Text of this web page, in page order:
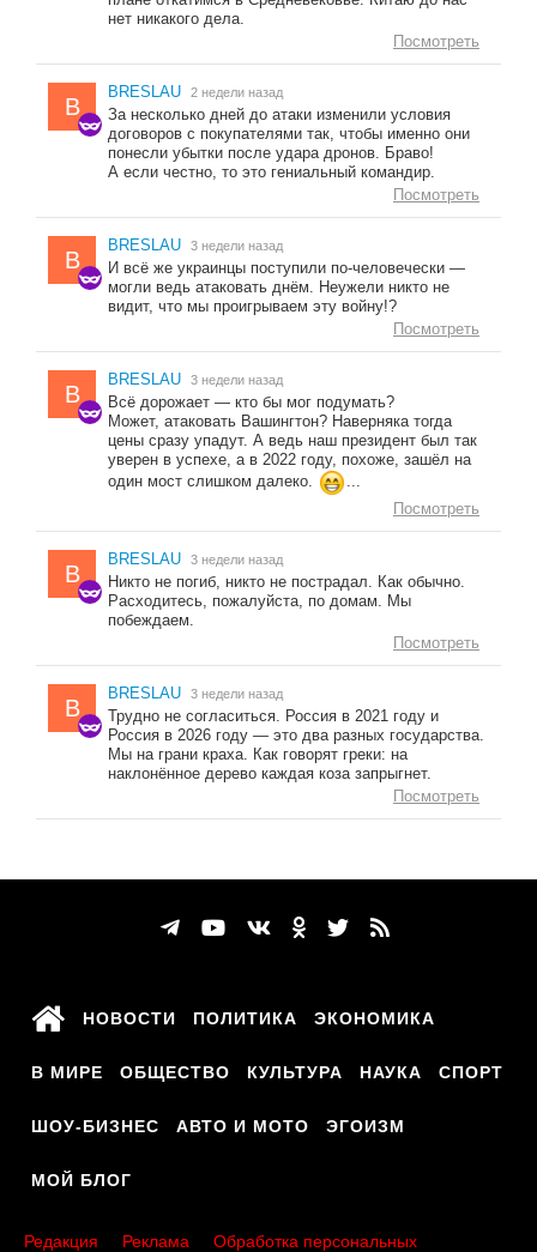
нет никакого дела.
Посмотреть
B
BRESLAU 2 недели назад
За несколько дней до атаки изменили условия
договоров с покупателями так, чтобы именно они
понесли убытки после удара дронов. Браво!
А если честно, то это гениальный командир.
Посмотреть
B
BRESLAU 3 недели назад
И всё же украинцы поступили по-человечески —
могли ведь атаковать днём. Неужели никто не
видит, что мы проигрываем эту войну!?
Посмотреть
B
BRESLAU 3 недели назад
Всё дорожает — кто бы мог подумать?
Может, атаковать Вашингтон? Наверняка тогда
цены сразу упадут. А ведь наш президент был так
уверен в успехе, а в 2022 году, похоже, зашёл на
один мост слишком далеко.
...
Посмотреть
B
BRESLAU 3 недели назад
Никто не погиб, никто не пострадал. Как обычно.
Расходитесь, пожалуйста, по домам. Мы
побеждаем.
Посмотреть
B
BRESLAU 3 недели назад
Трудно не согласиться. Россия в 2021 году и
Россия в 2026 году — это два разных государства.
Мы на грани краха. Как говорят греки: на
наклонённое дерево каждая коза запрыгнет.
Посмотреть
НОВОСТИ ПОЛИТИКА ЭКОНОМИКА
В МИРЕ ОБЩЕСТВО КУЛЬТУРА НАУКА СПОРТ
ШОУ-БИЗНЕС АВТО И МОТО ЭГОИЗМ
МОЙ БЛОГ
Редакция Реклама Обработка персональных